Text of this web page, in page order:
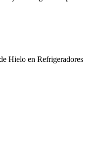
Hielo en Refrigeradores